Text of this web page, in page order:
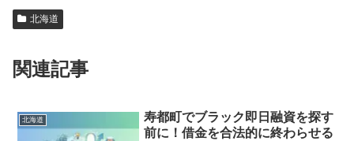
北海道
関連記事
北海道
寿都町でブラック即日融資を探す
前に！借金を合法的に終わらせる